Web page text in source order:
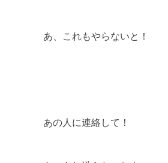
あ、これもやらないと！
あの人に連絡して！